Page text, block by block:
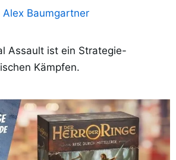
Alex Baumgartner
Assault ist ein Strategie-
Kämpfen.